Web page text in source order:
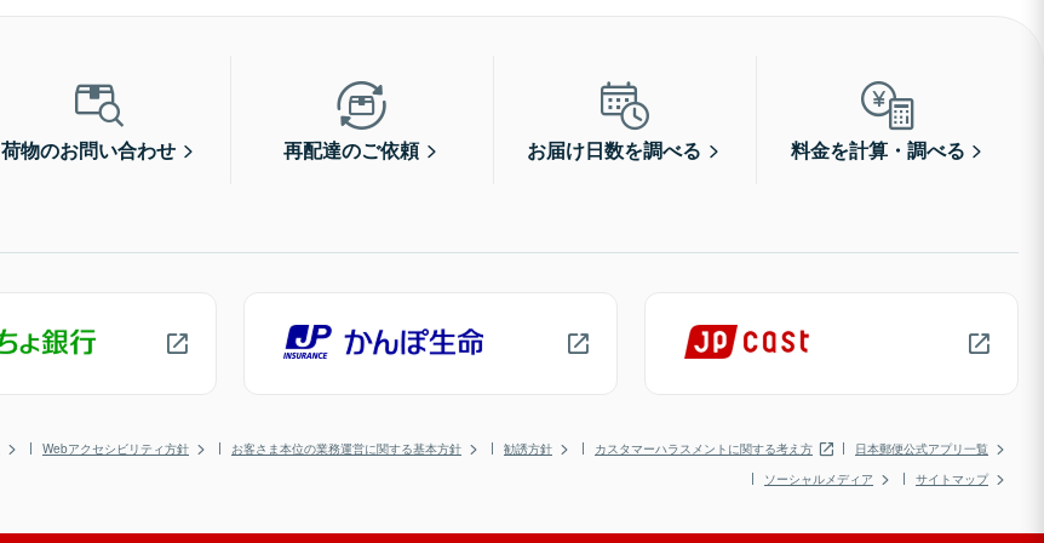
荷物のお問い合わせ 再配達のご依頼 お届け日数を調べる 料金を計算・調べる
Webアクセシビリティ方針 お客さま本位の業務運営に関する基本方針 勧誘方針 カスタマーハラスメントに関する考え方
日本郵便公式アプリ一覧
ソーシャルメディア
サイトマップ